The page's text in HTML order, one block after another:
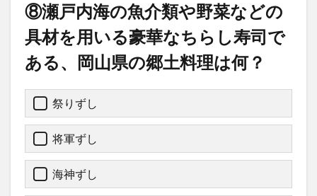
⑧瀬戸内海の魚介類や野菜などの
具材を用いる豪華なちらし寿司で
ある、岡山県の郷土料理は何？
祭りずし
将軍ずし
海神ずし